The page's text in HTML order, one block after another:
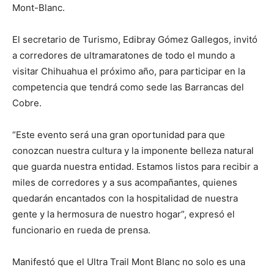
Mont-Blanc.
El secretario de Turismo, Edibray Gómez Gallegos, invitó
a corredores de ultramaratones de todo el mundo a
visitar Chihuahua el próximo año, para participar en la
competencia que tendrá como sede las Barrancas del
Cobre.
“Este evento será una gran oportunidad para que
conozcan nuestra cultura y la imponente belleza natural
que guarda nuestra entidad. Estamos listos para recibir a
miles de corredores y a sus acompañantes, quienes
quedarán encantados con la hospitalidad de nuestra
gente y la hermosura de nuestro hogar”, expresó el
funcionario en rueda de prensa.
Manifestó que el Ultra Trail Mont Blanc no solo es una